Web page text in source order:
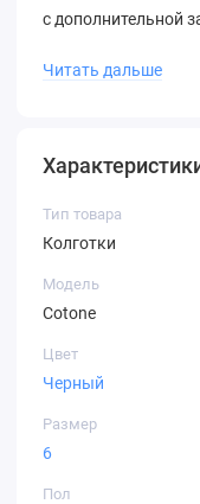
с дополнительной
Читать дальше
Тип товара
Колготки
Модель
Cotone
Цвет
Черный
Размер
6
Пол